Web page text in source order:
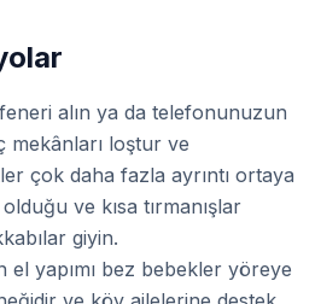
alın ya da telefonunuzun
mekânları loştur ve
çok daha fazla ayrıntı ortaya
ve kısa tırmanışlar
giyin.
el yapımı bez bebekler yöreye